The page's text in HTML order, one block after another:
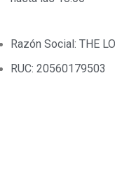
Razón Social: THE
RUC: 20560179503